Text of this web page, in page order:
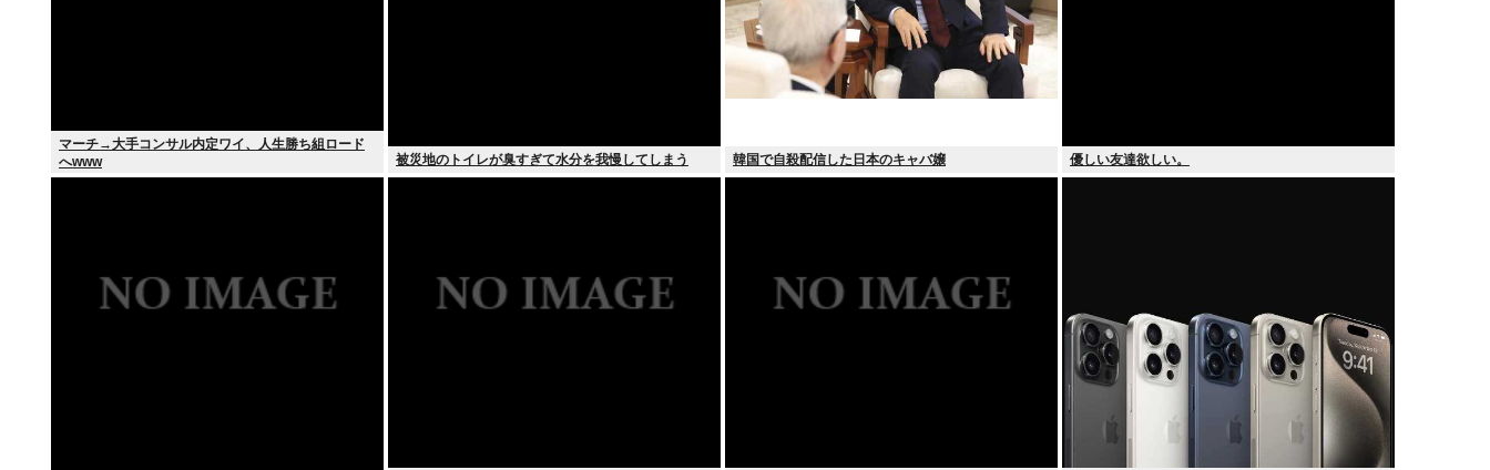
マーチ→大手コンサル内定ワイ、人生勝ち組ロード
へwww
被災地のトイレが臭すぎて水分を我慢してしまう 韓国で自殺配信した日本のキャバ嬢 優しい友達欲しい。